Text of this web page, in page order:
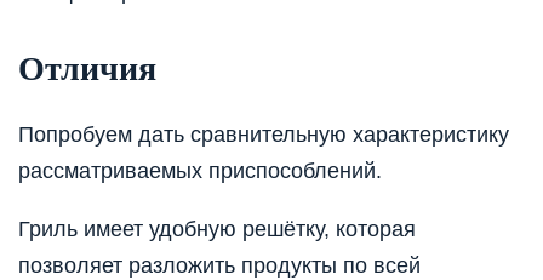
Отличия
Попробуем дать сравнительную характеристику
рассматриваемых приспособлений.
Гриль имеет удобную решётку, которая
позволяет разложить продукты по всей